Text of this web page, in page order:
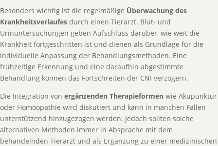
Besonders wichtig ist die regelmäßige Überwachung des
Krankheitsverlaufes durch einen Tierarzt. Blut- und
Urinuntersuchungen geben Aufschluss darüber, wie weit die
Krankheit fortgeschritten ist und dienen als Grundlage für die
individuelle Anpassung der Behandlungsmethoden. Eine
frühzeitige Erkennung und eine daraufhin abgestimmte
Behandlung können das Fortschreiten der CNI verzögern.
Die Integration von ergänzenden Therapieformen wie Akupunktur
oder Homöopathie wird diskutiert und kann in manchen Fällen
unterstützend hinzugezogen werden. Jedoch sollten solche
alternativen Methoden immer in Absprache mit dem
behandelnden Tierarzt und als Ergänzung zu einer medizinischen